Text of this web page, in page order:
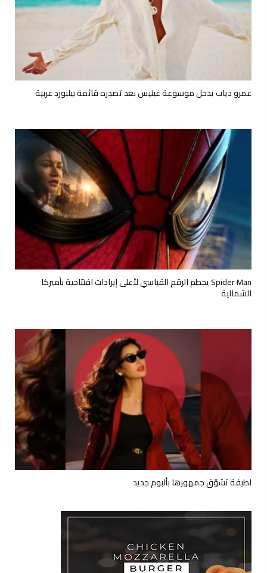
عمرو دياب يدخل موسوعة غينيس بعد تصدره قائمة بيلبورد عربية
Spider Man يحطم الرقم القياسي لأعلى إيرادات افتتاحية بأميركا
الشمالية
لطيفة تشوّق جمهورها بألبوم جديد